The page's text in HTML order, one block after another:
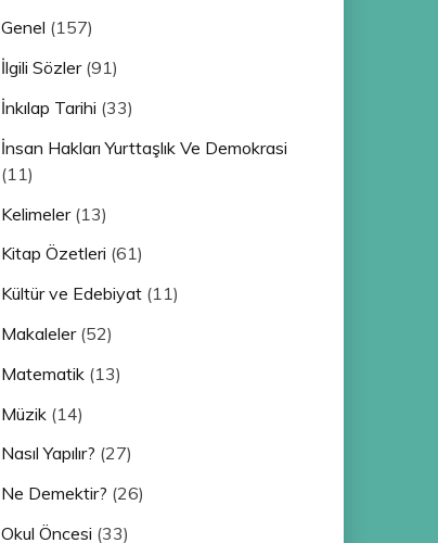
Genel (157)
İlgili Sözler(91)
İnkılap Tarihi (33)
İnsan Hakları Yurttaşlık Ve Demokrasi
(11)
Kelimeler(13)
Kitap Özetleri (61)
Kültür ve Edebiyat(11)
Makaleler(52)
Matematik(13)
Müzik(14)
Nasıl Yapılır? (27)
Ne Demektir? (26)
Okul Öncesi (33)